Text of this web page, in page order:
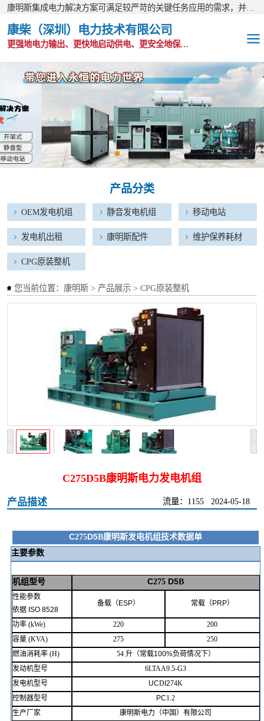
康柴（深圳）电力技术有限公司
更强地电力输出、更快地启动供电、更安全地保护功能
您当前位置： 康明斯 > 产品展示 > CPG原装整机
< >
C275D5B康明斯电力发电机组
产品描述 2024-05-18
流量：1155
C275D5B康明斯发电机组技术数据单
主要参数
机组型号 C275 D5B
性能参数
依据 ISO 8528
备载（ESP） 常载（PRP）
功率 (kWe) 220
200
容量 (KVA) 275
250
燃油消耗率 (H) 54 升（常载100%负荷情况下）
发动机型号
6LTAA9.5-G3
发电机型号
UCD I274K
控制器型号
PC1.2
生产厂家
康明斯电力（中国）有限公司
产品分类
OEM发电机组 静音发电机组 移动电站
发电机出租 康明斯配件 维护保养耗材
CPG原装整机
OEM发电机组
静音发电机组
移动电站
发电机出租
维护保养耗材
CPG原装整机